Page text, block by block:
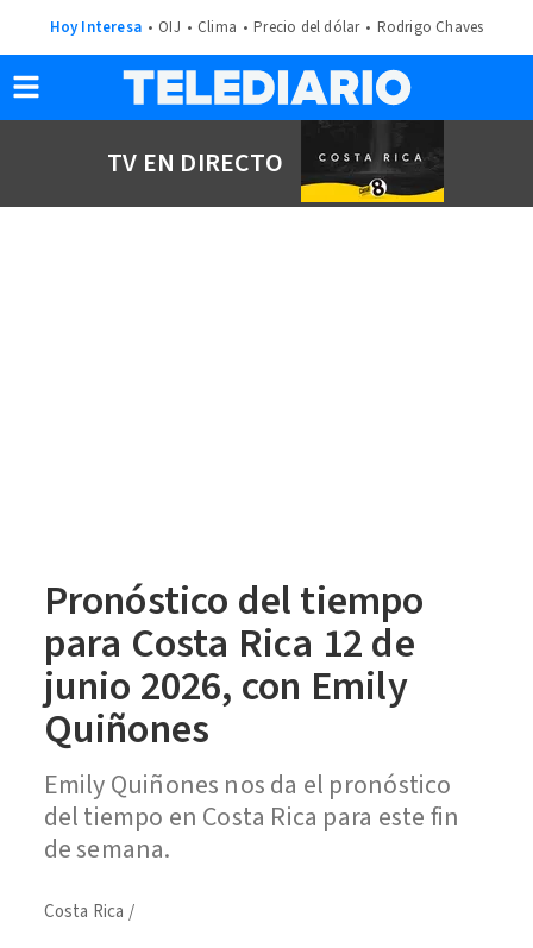
Hoy Interesa OIJ Clima Precio del dólar Rodrigo Chaves
TV EN DIRECTO
Pronóstico del tiempo
para Costa Rica 12 de
junio 2026, con Emily
Quiñones
Emily Quiñones nos da el pronóstico
del tiempo en Costa Rica para este fin
de semana.
Costa Rica /